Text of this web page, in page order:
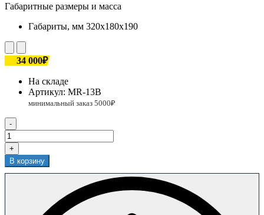
Габаритные размеры и масса
Габариты, мм 320x180х190
34 000₽
На складе
Артикул: MR-13B
-
+
В корзину